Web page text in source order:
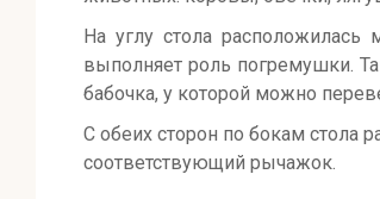
На углу стола
выполняет роль погремушки.
бабочка, у которой можно
С обеих сторон по бокам стола
соответствующий рычажок.